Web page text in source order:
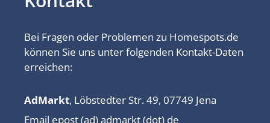
Bei Fragen oder Problemen zu Homespots.de
können Sie uns unter folgenden Kontakt-Daten
erreichen:
AdMarkt, Löbstedter Str. 49, 07749 Jena
Email epost (ad) admarkt (dot) de